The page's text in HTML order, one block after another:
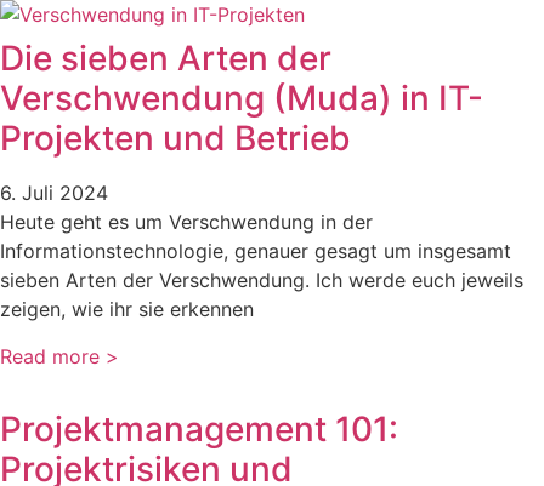
Die sieben Arten der
Verschwendung (Muda) in IT-
Projekten und Betrieb
6. Juli 2024
Heute geht es um Verschwendung in der
Informationstechnologie, genauer gesagt um insgesamt
sieben Arten der Verschwendung. Ich werde euch jeweils
zeigen, wie ihr sie erkennen
Read more >
Projektmanagement 101:
Projektrisiken und